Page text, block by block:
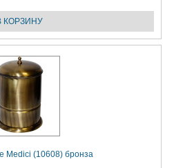
Medici (10608) бронза